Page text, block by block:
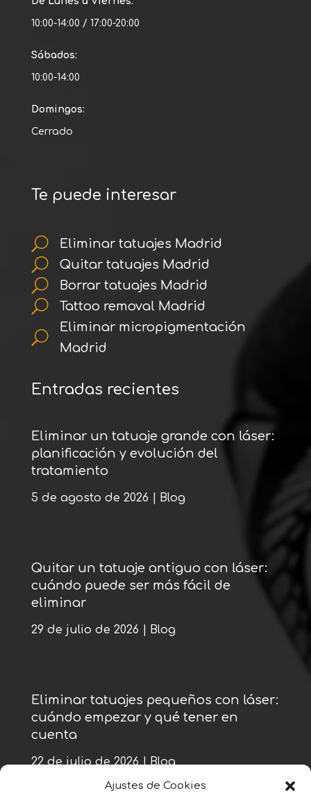
Ajustes de Cookies
10:00-14:00 / 17:00-20:00
Sábados:
10:00-14:00
Domingos:
Cerrado
Te puede interesar
U Eliminar tatuajes Madrid
U Quitar tatuajes Madrid
U Borrar tatuajes Madrid
U Tattoo removal Madrid
U
Eliminar micropigmentación
Madrid
Entradas recientes
Eliminar un tatuaje grande con láser:
planificación y evolución del
tratamiento
5 de agosto de 2026 Blog
Quitar un tatuaje antiguo con láser:
cuándo puede ser más fácil de
eliminar
29 de julio de 2026 Blog
Eliminar tatuajes pequeños con láser:
cuándo empezar y qué tener en
cuenta
22 de julio de 2026|Blog